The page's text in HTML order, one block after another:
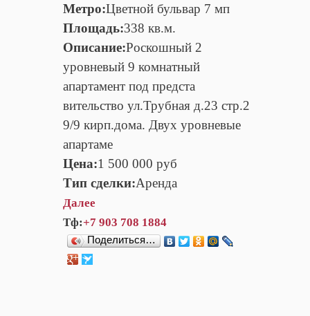
Метро:Цветной бульвар 7 мп
Площадь:338 кв.м.
Описание:Роскошный 2
уровневый 9 комнатный
апартамент под предста
вительство ул.Трубная д.23 стр.2
9/9 кирп.дома. Двух уровневые
апартаме
Цена:1 500 000 руб
Тип сделки:Аренда
Далее
Тф:+7 903 708 1884
Поделиться…